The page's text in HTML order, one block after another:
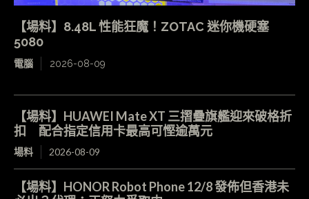
【場料】8.48L 性能狂魔！ZOTAC 迷你機硬塞
5080
電腦 2026-08-09
【場料】HUAWEI Mate XT 三摺疊旗艦迎來破格折
扣 配合指定信用卡最高可慳逾萬元
場料 2026-08-09
【場料】HONOR Robot Phone 12/8 發佈但香港未